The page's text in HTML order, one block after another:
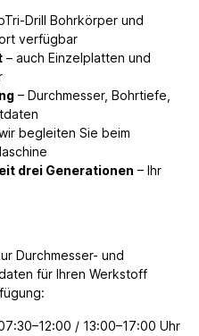
Drill Bohrkörper und
verfügbar
– auch Einzelplatten und
– Durchmesser, Bohrtiefe,
begleiten Sie beim
drei Generationen – Ihr
Durchmesser- und
für Ihren Werkstoff
/ 13:00–17:00 Uhr